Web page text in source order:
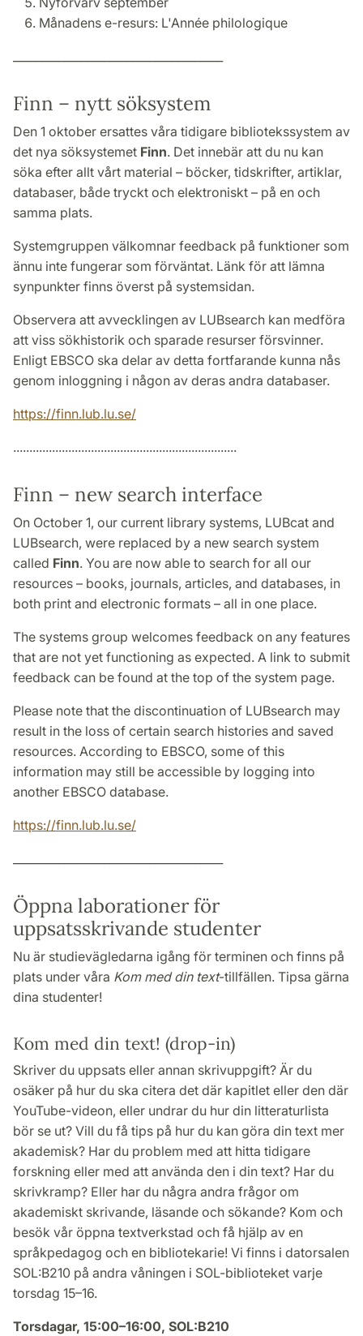
Månadens e-resurs: L'Année philologique
Finn – nytt söksystem
Den 1 oktober ersattes våra tidigare bibliotekssystem av
det nya söksystemet Finn. Det innebär att du nu kan
söka efter allt vårt material – böcker, tidskrifter, artiklar,
databaser, både tryckt och elektroniskt – på en och
samma plats.
Systemgruppen välkomnar feedback på funktioner som
ännu inte fungerar som förväntat. Länk för att lämna
synpunkter finns överst på systemsidan.
Observera att avvecklingen av LUBsearch kan medföra
att viss sökhistorik och sparade resurser försvinner.
Enligt EBSCO ska delar av detta fortfarande kunna nås
genom inloggning i någon av deras andra databaser.
https://finn.lub.lu.se/
.....................................................................
Finn – new search interface
On October 1, our current library systems, LUBcat and
LUBsearch, were replaced by a new search system
called Finn. You are now able to search for all our
resources – books, journals, articles, and databases, in
both print and electronic formats – all in one place.
The systems group welcomes feedback on any features
that are not yet functioning as expected. A link to submit
feedback can be found at the top of the system page.
Please note that the discontinuation of LUBsearch may
result in the loss of certain search histories and saved
resources. According to EBSCO, some of this
information may still be accessible by logging into
another EBSCO database.
https://finn.lub.lu.se/
Öppna laborationer för
uppsatsskrivande studenter
Nu är studievägledarna igång för terminen och finns på
plats under våra Kom med din text-tillfällen. Tipsa gärna
dina studenter!
Kom med din text! (drop-in)
Skriver du uppsats eller annan skrivuppgift? Är du
osäker på hur du ska citera det där kapitlet eller den där
YouTube-videon, eller undrar du hur din litteraturlista
bör se ut? Vill du få tips på hur du kan göra din text mer
akademisk? Har du problem med att hitta tidigare
forskning eller med att använda den i din text? Har du
skrivkramp? Eller har du några andra frågor om
akademiskt skrivande, läsande och sökande? Kom och
besök vår öppna textverkstad och få hjälp av en
språkpedagog och en bibliotekarie! Vi finns i datorsalen
SOL:B210 på andra våningen i SOL-biblioteket varje
torsdag 15–16.
Torsdagar, 15:00–16:00, SOL:B210